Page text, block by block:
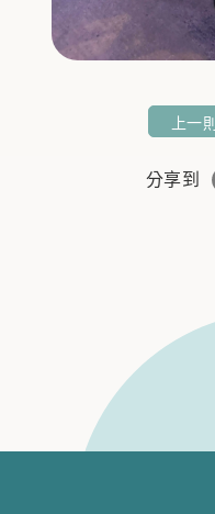
上一則
分享到